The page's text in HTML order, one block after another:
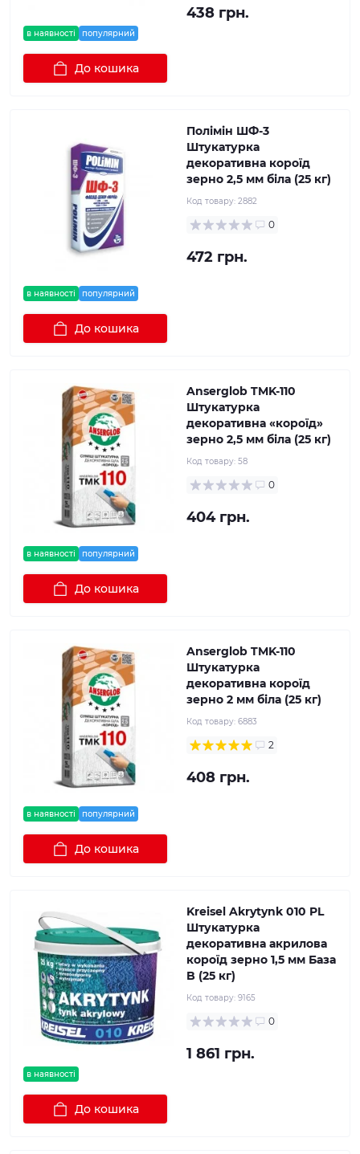
в наявності популярний
438 грн.
До кошика
в наявності популярний
Полімін ШФ-3
Штукатурка
декоративна короїд
зерно 2,5 мм біла (25 кг)
Код товару: 2882
0
472 грн.
До кошика
в наявності популярний
Anserglob TMK-110
Штукатурка
декоративна «короїд»
зерно 2,5 мм біла (25 кг)
Код товару: 58
0
404 грн.
До кошика
в наявності популярний
Anserglob TMK-110
Штукатурка
декоративна короїд
зерно 2 мм біла (25 кг)
Код товару: 6883
2
408 грн.
До кошика
в наявності
Kreisel Akrytynk 010 PL
Штукатурка
декоративна акрилова
короїд зерно 1,5 мм База
B (25 кг)
Код товару: 9165
0
1 861 грн.
До кошика